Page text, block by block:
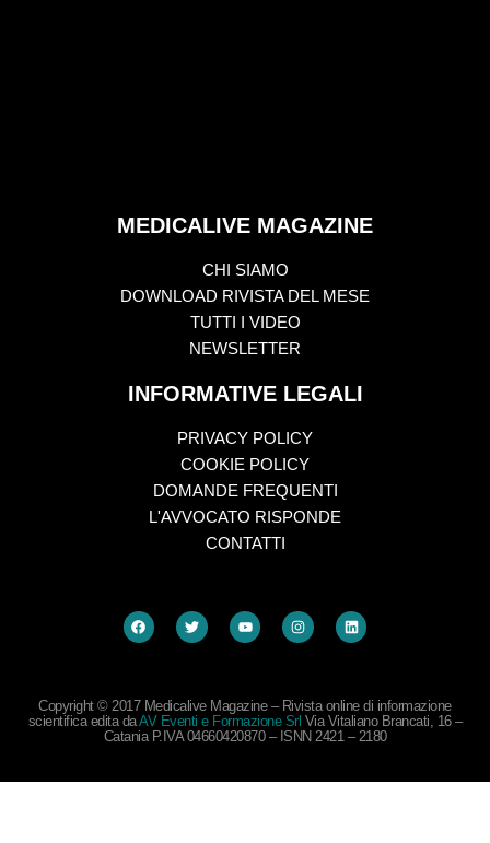
MEDICALIVE MAGAZINE
CHI SIAMO
DOWNLOAD RIVISTA DEL MESE
TUTTI I VIDEO
NEWSLETTER
INFORMATIVE LEGALI
PRIVACY POLICY
COOKIE POLICY
DOMANDE FREQUENTI
L'AVVOCATO RISPONDE
CONTATTI
Copyright © 2017 Medicalive Magazine – Rivista online di informazione
scientifica edita daAV Eventi e Formazione Srl Via Vitaliano Brancati, 16 –
Catania P.IVA 04660420870 – ISNN 2421 – 2180